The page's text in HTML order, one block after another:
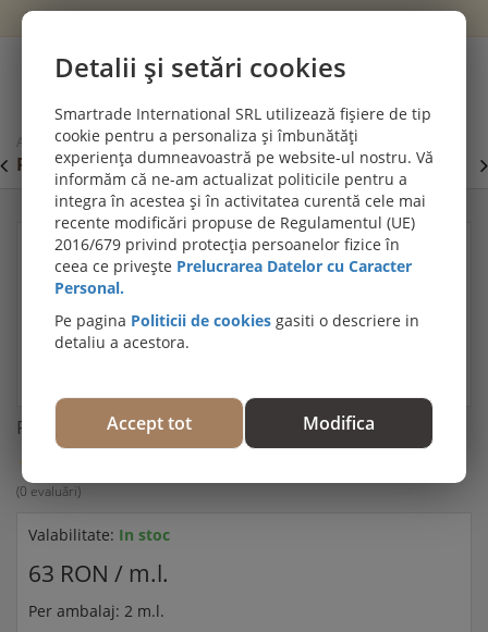
Cont
Acasă Plinte, profile decorative și de trecere Plinta polimer FD11
PROMOȚII DE IULIE! PARCHET SPC SI LVT: Viziteaza
secțiunea de pardoseli SPC SI LVT
Plinta polimer FD11
(0 evaluări)
Valabilitate: In stoc
63 RON / m.l.
Per ambalaj: 2 m.l.
Detalii și setări cookies
Smartrade International SRL utilizează fișiere de tip
cookie pentru a personaliza și îmbunătăți
experiența dumneavoastră pe website-ul nostru. Vă
informăm că ne-am actualizat politicile pentru a
integra în acestea și în activitatea curentă cele mai
recente modificări propuse de Regulamentul (UE)
2016/679 privind protecția persoanelor fizice în
ceea ce privește Prelucrarea Datelor cu Caracter
Personal.
Pe pagina Politicii de cookies gasiti o descriere in
detaliu a acestora.
Accept tot Modifica